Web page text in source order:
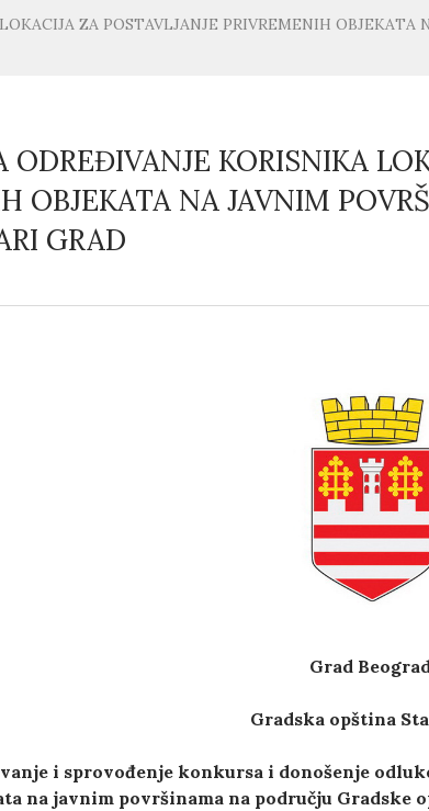
ZA POSTAVLJANJE PRIVREMENIH
ODREĐIVANJE KORISNIKA
OBJEKATA NA JAVNIM
GRAD
Grad
Gradska opština
i sprovođenje konkursa i donošenje
na javnim površinama na području Gradske